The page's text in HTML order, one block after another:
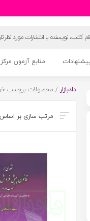
منابع آزمون
دادبازار / محصولات برچسب